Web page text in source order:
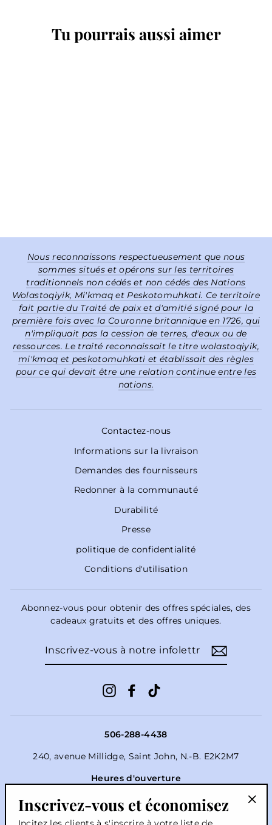
Tu pourrais aussi aimer
Nous reconnaissons respectueusement que nous
sommes situés et opérons sur les territoires
traditionnels non cédés et non cédés des Nations
Wolastoqiyik, Mi'kmaq et Peskotomuhkati. Ce territoire
fait partie du Traité de paix et d'amitié signé pour la
première fois avec la Couronne britannique en 1726, qui
n'impliquait pas la cession de terres, d'eaux ou de
ressources. Le traité reconnaissait le titre wolastoqiyik,
mi'kmaq et peskotomuhkati et établissait des règles
pour ce qui devait être une relation continue entre les
nations.
Contactez-nous
Informations sur la livraison
Demandes des fournisseurs
Redonner à la communauté
Durabilité
Presse
politique de confidentialité
Conditions d'utilisation
Abonnez-vous pour obtenir des offres spéciales, des
cadeaux gratuits et des offres uniques.
InstagramFacebook
506-288-4438
240, avenue Millidge, Saint John, N.-B. E2K2M7
Heures d'ouverture
Samedi 11h-17h
Inscrivez-vous et économisez
Incitez les clients à s'inscrire à votre liste de